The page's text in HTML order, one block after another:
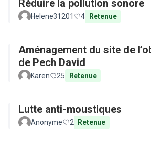
Réduire la pollution sonore
Helene31201 4 Retenue
Aménagement du site de
de Pech David
Karen 25 Retenue
Lutte anti-moustiques
Anonyme 2 Retenue